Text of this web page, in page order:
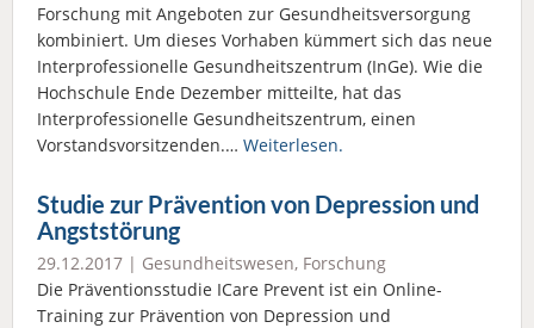
Forschung mit Angeboten zur Gesundheitsversorgung
kombiniert. Um dieses Vorhaben kümmert sich das neue
Interprofessionelle Gesundheitszentrum (InGe). Wie die
Hochschule Ende Dezember mitteilte, hat das
Interprofessionelle Gesundheitszentrum, einen
Vorstandsvorsitzenden.… Weiterlesen.
Studie zur Prävention von Depression und
Angststörung
29.12.2017 | Gesundheitswesen, Forschung
Die Präventionsstudie ICare Prevent ist ein Online-
Training zur Prävention von Depression und